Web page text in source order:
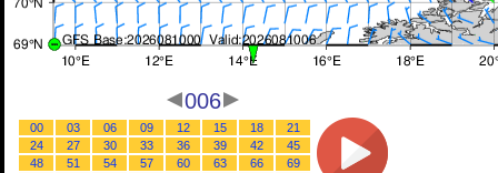
006
00 03 06 09 12 15 18
21
24
27 30 33 36 39 42
45
48
51 54 57 60 63 66
69